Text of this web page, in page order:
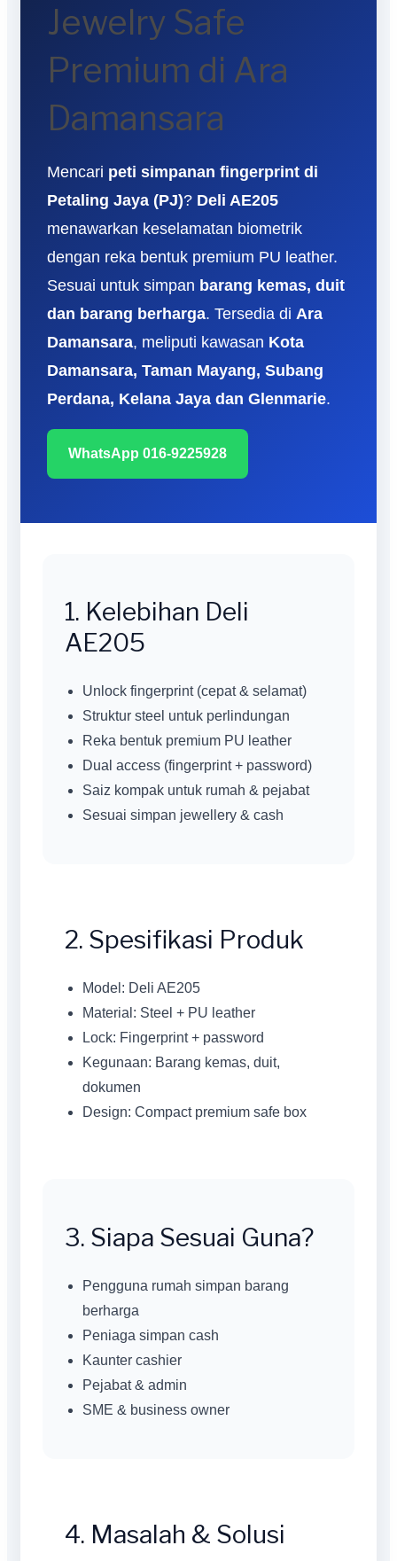
Jewelry Safe
Premium di Ara
Damansara
Mencari peti simpanan fingerprint di
Petaling Jaya (PJ)? Deli AE205
menawarkan keselamatan biometrik
dengan reka bentuk premium PU leather.
Sesuai untuk simpan barang kemas, duit
dan barang berharga. Tersedia di Ara
Damansara, meliputi kawasan Kota
Damansara, Taman Mayang, Subang
Perdana, Kelana Jaya dan Glenmarie.
WhatsApp 016-9225928
1. Kelebihan Deli
AE205
Unlock fingerprint (cepat & selamat)
Struktur steel untuk perlindungan
Reka bentuk premium PU leather
Dual access (fingerprint + password)
Saiz kompak untuk rumah & pejabat
Sesuai simpan jewellery & cash
2. Spesifikasi Produk
Model: Deli AE205
Material: Steel + PU leather
Lock: Fingerprint + password
Kegunaan: Barang kemas, duit,
dokumen
Design: Compact premium safe box
3. Siapa Sesuai Guna?
Pengguna rumah simpan barang
berharga
Peniaga simpan cash
Kaunter cashier
Pejabat & admin
SME & business owner
4. Masalah & Solusi